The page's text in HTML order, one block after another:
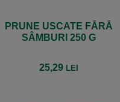
PRUNE USCATE FĂRĂ
SÂMBURI 250 G
25,29 LEI